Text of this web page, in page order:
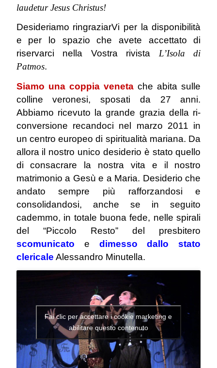
laudetur Jesus Christus!
Desideriamo ringraziarVi per la disponibilità
e per lo spazio che avete accettato di
riservarci nella Vostra rivista L’Isola di
Patmos.
Siamo una coppia veneta che abita sulle
colline veronesi, sposati da 27 anni.
Abbiamo ricevuto la grande grazia della ri-
conversione recandoci nel marzo 2011 in
un centro europeo di spiritualità mariana. Da
allora il nostro unico desiderio è stato quello
di consacrare la nostra vita e il nostro
matrimonio a Gesù e a Maria. Desiderio che
andato sempre più rafforzandosi e
consolidandosi, anche se in seguito
cademmo, in totale buona fede, nelle spirali
del “Piccolo Resto” del presbitero
scomunicato e dimesso dallo stato
clericale Alessandro Minutella.
Fai clic per accettare i cookie marketing e
abilitare questo contenuto